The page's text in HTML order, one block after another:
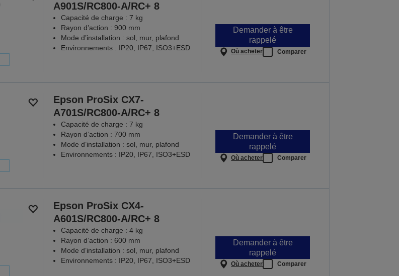
A901S/RC800-A/RC+ 8
Capacité de charge : 7 kg
Rayon d’action : 900 mm
Mode d’installation : sol, mur, plafond
Environnements : IP20, IP67, ISO3+ESD
Demander à être
rappelé
Où acheter Comparer
Epson ProSix CX7-
A701S/RC800-A/RC+ 8
Capacité de charge : 7 kg
Rayon d’action : 700 mm
Mode d’installation : sol, mur, plafond
Environnements : IP20, IP67, ISO3+ESD
Demander à être
rappelé
Où acheter Comparer
Epson ProSix CX4-
A601S/RC800-A/RC+ 8
Capacité de charge : 4 kg
Rayon d’action : 600 mm
Mode d’installation : sol, mur, plafond
Environnements : IP20, IP67, ISO3+ESD
Demander à être
rappelé
Où acheter Comparer